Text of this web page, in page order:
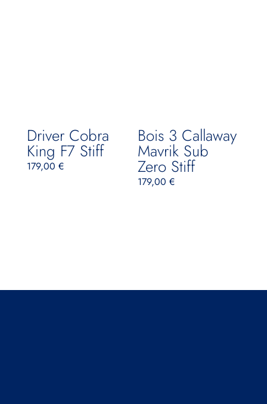
Driver Cobra
King F7 Stiff
179,00 €
Bois 3 Callaway
Mavrik Sub
Zero Stiff
179,00€